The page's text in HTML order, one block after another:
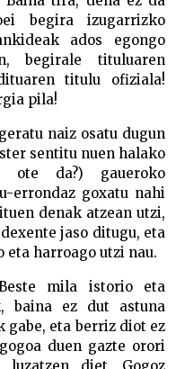
begira izugarrizko
ados egongo
begirale tituluaren
titulu ofiziala!
pila!
naiz osatu dugun
sentitu nuen halako
ote da?) gaueroko
errondaz goxatu nahi
denak atzean utzi,
jaso ditugu, eta
eta harroago utzi nau.
mila istorio eta
baina ez dut astuna
gabe, eta berriz diot ez
duen gazte orori
luzatzen diet. Gogoz